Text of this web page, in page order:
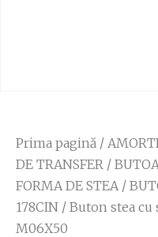
Prima pagină /
DE TRANSFER /
FORMA DE STEA/
178CIN / Buton stea cu
M06X50